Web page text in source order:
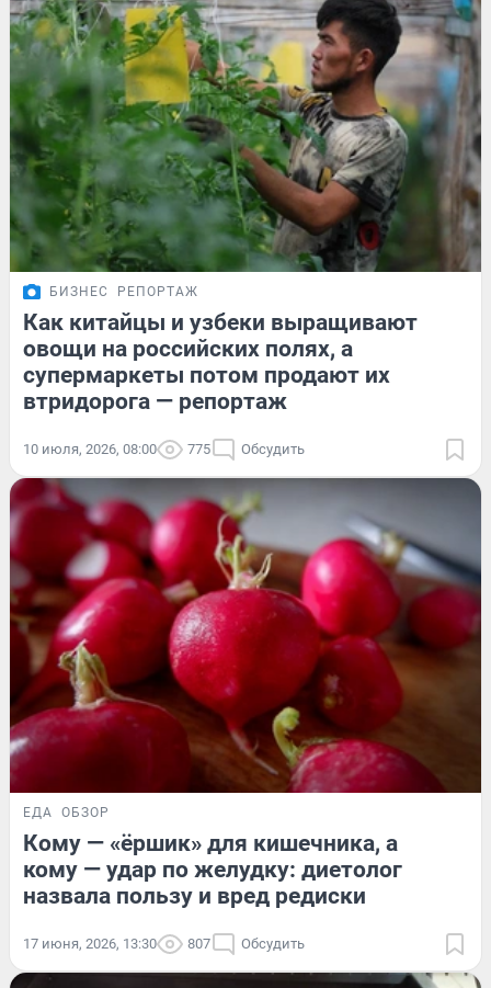
БИЗНЕС РЕПОРТАЖ
Как китайцы и узбеки выращивают
овощи на российских полях, а
супермаркеты потом продают их
втридорога — репортаж
10 июля, 2026, 08:00 775 Обсудить
ЕДА ОБЗОР
Кому — «ёршик» для кишечника, а
кому — удар по желудку: диетолог
назвала пользу и вред редиски
17 июня, 2026, 13:30 807 Обсудить